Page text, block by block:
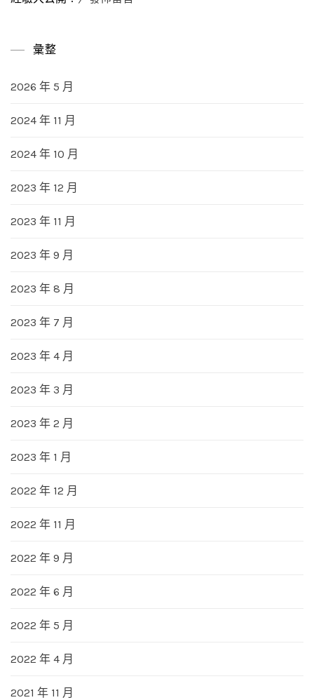
彙整
2026 年 5 月
2024 年 11 月
2024 年 10 月
2023 年 12 月
2023 年 11 月
2023 年 9 月
2023 年 8 月
2023 年 7 月
2023 年 4 月
2023 年 3 月
2023 年 2 月
2023 年 1 月
2022 年 12 月
2022 年 11 月
2022 年 9 月
2022 年 6 月
2022 年 5 月
2022 年 4 月
2021 年 11 月